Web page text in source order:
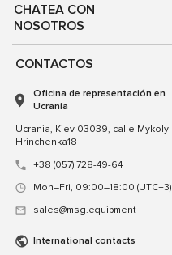
CHATEA CON
NOSOTROS
CONTACTOS
Oficina de representación en
Ucrania
Ucrania, Kiev 03039, calle Mykoly
Hrinchenka18
+38 (057) 728-49-64
Mon–Fri, 09:00–18:00 (UTC+3)
sales@msg.equipment
International contacts